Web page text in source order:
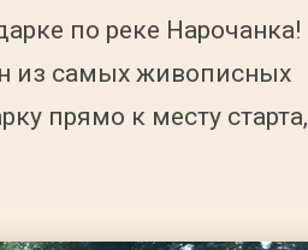
по реке Нарочанка!
из самых живописных
прямо к месту старта,